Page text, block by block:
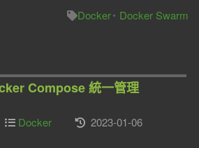
Docker
Docker Swarm
Compose 統一管理
Docker 2023-01-06